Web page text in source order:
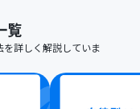
覧
詳しく解説していま